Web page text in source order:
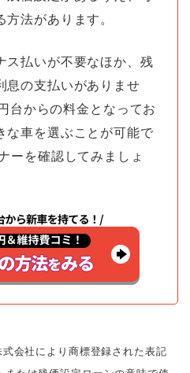
方法があります。
ス払いが不要なほか、残
息の支払いがありませ
台からの料金となってお
な車を選ぶことが可能で
ーを確認してみましょ
会社により商標登録された表記